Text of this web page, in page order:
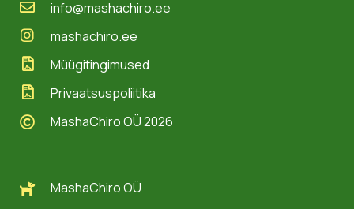
MashaChiro OÜ
info@mashachiro.ee
mashachiro.ee
Müügitingimused
Privaatsuspoliitika
MashaChiro OÜ 2026